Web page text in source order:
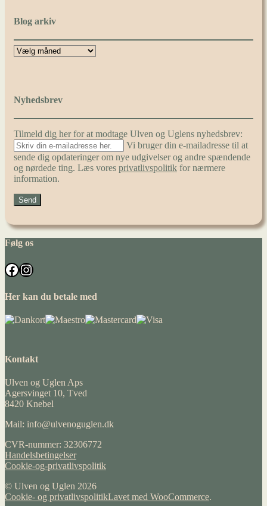
Blog arkiv
Nyhedsbrev
Tilmeld dig her for at modtage Ulven og Uglens nyhedsbrev:
Vi bruger din e-mailadresse til at
sende dig opdateringer om nye udgivelser og andre spændende
og nørdede ting. Læs vores privatlivspolitik for nærmere
information.
Følg os
Facebook
Instagram
Her kan du betale med
Kontakt
Ulven og Uglen Aps
Agersvinget 10, Tved
8420 Knebel
Mail: info@ulvenoguglen.dk
CVR-nummer: 32306772
Handelsbetingelser
Cookie-og-privatlivspolitik
© Ulven og Uglen 2026
Cookie- og privatlivspolitikLavet med WooCommerce.